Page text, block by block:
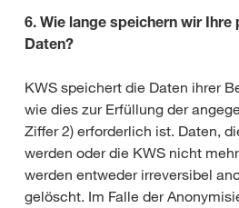
6. Wie lange speichern wir
Daten?
KWS speichert die Daten ihrer
wie dies zur Erfüllung der
Ziffer 2) erforderlich ist. Daten,
werden oder die KWS nicht
werden entweder irreversibel
gelöscht. Im Falle der